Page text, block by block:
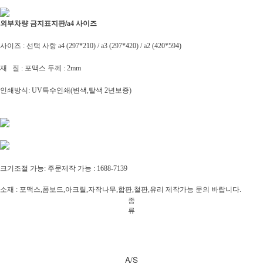
외부차량 금지표지판/a4 사이즈
사이즈 : 선택 사항 a4 (297*210) / a3 (297*420) / a2 (420*594)
재 질 : 포맥스 두께 : 2mm
인쇄방식: UV특수인쇄(변색,탈색 2년보증)
크기조절 가능: 주문제작 가능 : 1688-7139
소재 : 포맥스,폼보드,아크릴,자작나무,합판,철판,유리 제작가능 문의 바랍니다.
종
류
A/S